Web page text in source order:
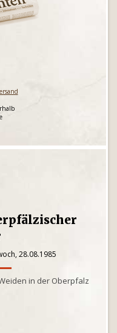
28.08.1985
in der Oberpfalz